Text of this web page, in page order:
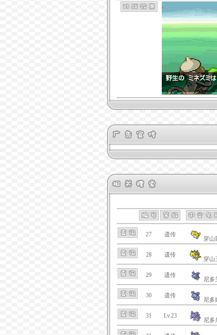
27 遗传
穿山
28 遗传
穿山
29 遗传
尼多
30 遗传
尼多
31 Lv.23
尼多